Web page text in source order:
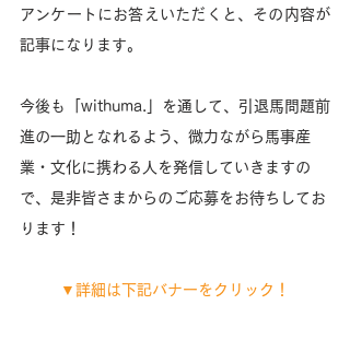
アンケートにお答えいただくと、その内容が
記事になります。
今後も「withuma.」を通して、引退馬問題前
進の一助となれるよう、微力ながら馬事産
業・文化に携わる人を発信していきますの
で、是非皆さまからのご応募をお待ちしてお
ります！
▼詳細は下記バナーをクリック！